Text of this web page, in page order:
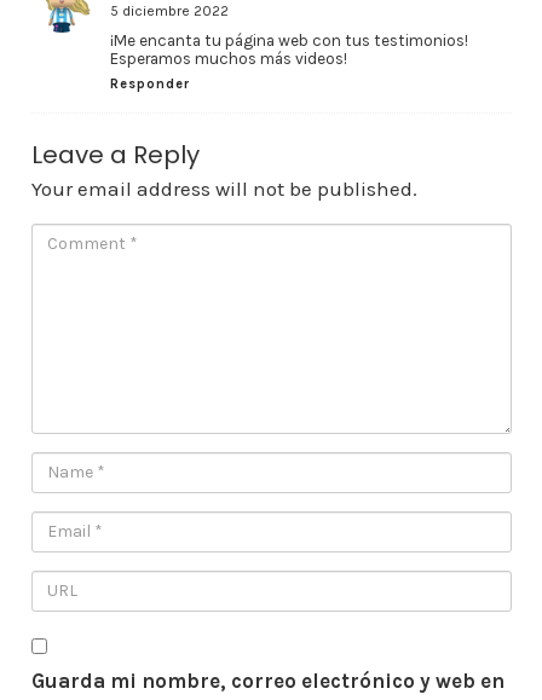
5 diciembre 2022
¡Me encanta tu página web con tus testimonios!
Esperamos muchos más videos!
Responder
Leave a Reply
Your email address will not be published.
Guarda mi nombre, correo electrónico y web en